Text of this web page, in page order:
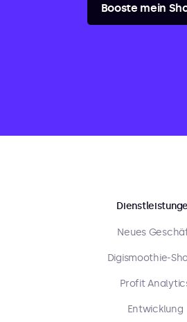
Booste mein
Neues
Digismoothie-
Profit
Entwicklung